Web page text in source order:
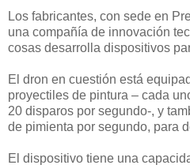
Los fabricantes, con sede en
una compañía de innovación
cosas desarrolla dispositivos
El dron en cuestión está
proyectiles de pintura – cada
20 disparos por segundo-, y
de pimienta por segundo, para
El dispositivo tiene una